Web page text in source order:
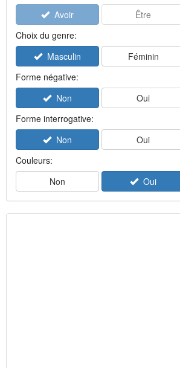
Avoir
Être
Choix du genre:
Masculin
Féminin
Forme négative:
Non
Oui
Forme interrogative:
Non
Oui
Couleurs:
Non
Oui